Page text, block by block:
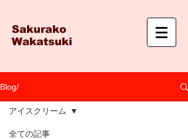
Sakurako
Wakatsuki
Blog/
全ての記事
アイスクリーム